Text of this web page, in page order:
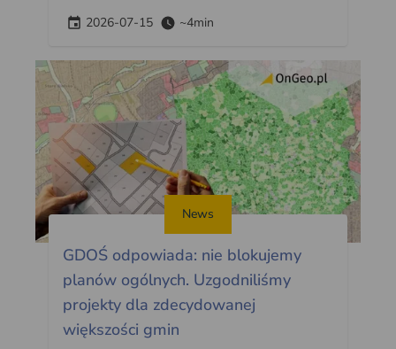
2026-07-15 ~4min
News
GDOŚ odpowiada: nie blokujemy
planów ogólnych. Uzgodniliśmy
projekty dla zdecydowanej
większości gmin